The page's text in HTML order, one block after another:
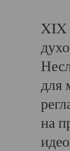
XIX
для
на